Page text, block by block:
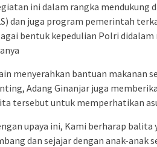
ini dalam rangka mendukung
dan juga program pemerintah
bentuk kepedulian Polri
menyerahkan bantuan makanan
Adang Ginanjar juga
tersebut untuk memperhatikan
upaya ini, Kami berharap
dan sejajar dengan anak-anak